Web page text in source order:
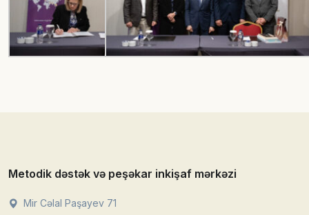
Metodik dəstək və peşəkar inkişaf mərkəzi
Mir Cəlal Paşayev 71